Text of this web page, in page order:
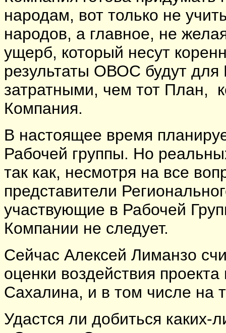
народам, вот только не
народов, а главное, не
ущерб, который несут
результаты ОВОС будут
затратными, чем тот План,
Компания.
В настоящее время
Рабочей группы. Но
так как, несмотря на все
представители
участвующие в Рабочей
Компании не следует.
Сейчас Алексей Лиманзо
оценки воздействия
Сахалина, и в том числе на
Удастся ли добиться каких-